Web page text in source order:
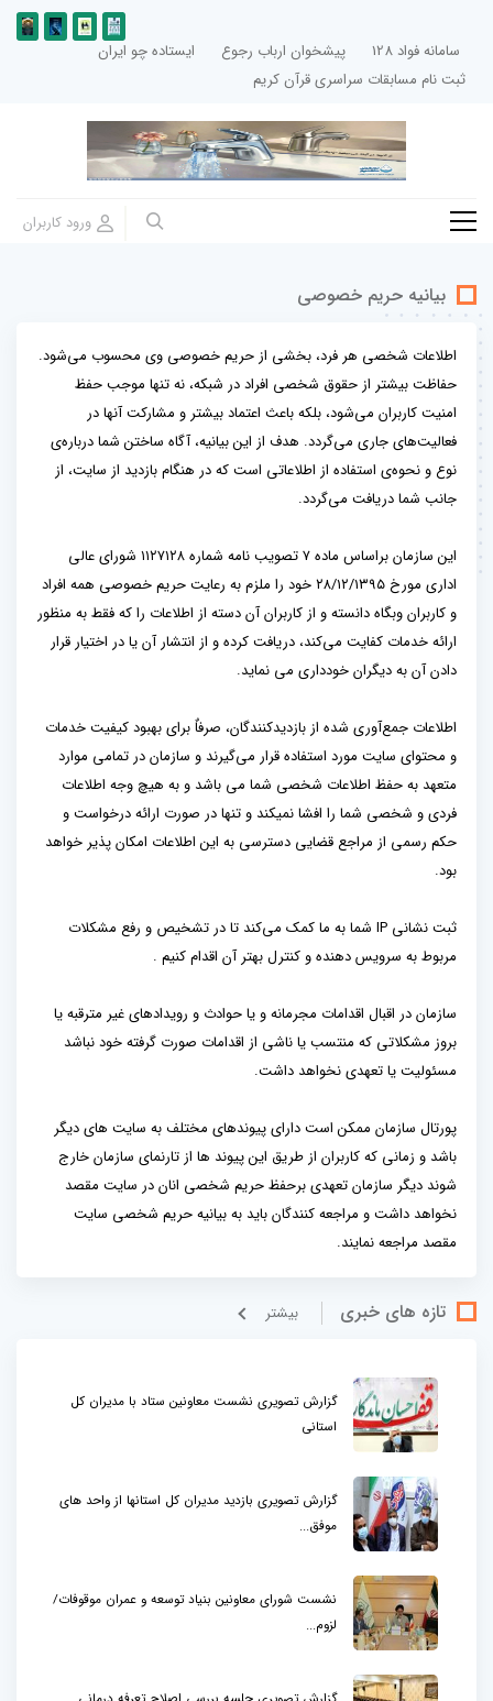
سامانه فواد 128 پیشخوان ارباب رجوع
ایستاده چو ایران
ثبت نام مسابقات سراسری قرآن کریم
بیانیه حریم خصوصی
اطلاعات شخصی هر فرد، بخشی از حریم خصوصی وی محسوب می‌شود.
حفاظت بیشتر از حقوق شخصی افراد در شبکه، نه تنها موجب حفظ
امنیت کاربران می‌شود، بلکه باعث اعتماد بیشتر و مشارکت آنها در
فعالیت‌های جاری می‌گردد. هدف از این بیانیه، آگاه ساختن شما درباره‌ی
نوع و نحوه‌ی استفاده از اطلاعاتی است که در هنگام بازدید از سایت، از
جانب شما دریافت می‌گردد.
این سازمان براساس ماده ۷ تصویب نامه شماره ۱۱۲۷۱۲۸ شورای عالی
اداری مورخ ۲۸/۱۲/۱۳۹۵ خود را ملزم به رعایت حریم خصوصی همه افراد
و کاربران وبگاه دانسته و از کاربران آن دسته از اطلاعات را که فقط به منظور
ارائه خدمات کفایت می‌کند، دریافت کرده و از انتشار آن یا در اختیار قرار
دادن آن به دیگران خودداری می نماید.
اطلاعات جمع‌آوری شده از بازدیدکنندگان، صرفاٌ برای بهبود کیفیت خدمات
و محتوای سایت مورد استفاده قرار می‌گیرند و سازمان در تمامی موارد
متعهد به حفظ اطلاعات شخصی شما می باشد و به هیچ وجه اطلاعات
فردی و شخصی شما را افشا نمیکند و تنها در صورت ارائه درخواست و
حکم رسمی از مراجع قضایی دسترسی به این اطلاعات امکان پذیر خواهد
بود.
ثبت نشانی IP شما به ما کمک می‌کند تا در تشخیص و رفع مشکلات
مربوط به سرویس‌ دهنده و کنترل بهتر آن اقدام کنیم .
سازمان در اقبال اقدامات مجرمانه و یا حوادث و رویدادهای غیر مترقبه یا
بروز مشکلاتی که منتسب یا ناشی از اقدامات صورت گرفته خود نباشد
مسئولیت یا تعهدی نخواهد داشت.
پورتال سازمان ممکن است دارای پیوندهای مختلف به سایت های دیگر
باشد و زمانی که کاربران از طریق این پیوند ها از تارنمای سازمان خارج
شوند دیگر سازمان تعهدی برحفظ حریم شخصی انان در سایت مقصد
نخواهد داشت و مراجعه کنندگان باید به بیانیه حریم شخصی سایت
مقصد مراجعه نمایند.
تازه های خبری بيشتر
گزارش تصویری نشست معاونین ستاد با مدیران کل
استانی
گزارش تصویری بازدید مدیران کل استانها از واحد های
موفق...
نشست شورای معاونین بنیاد توسعه و عمران موقوفات/
لزوم...